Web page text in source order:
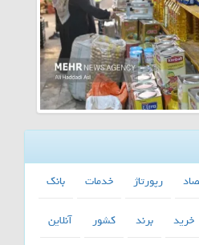
رپورتاژ خدمات
بانك
خرید برند كشور
آنلاین